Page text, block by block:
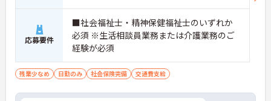
応募要件
■社会福祉士・精神保健福祉士のいずれか
必須 ※生活相談員業務または介護業務のご
経験が必須
残業少なめ 日勤のみ 社会保険完備 交通費支給